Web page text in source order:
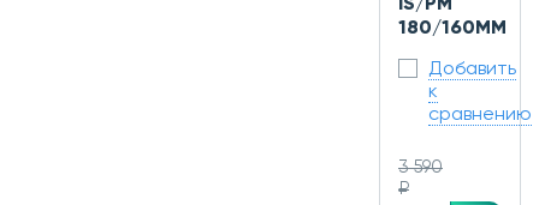
IS/PM
180/160ММ
Добавить
к
сравнению
3 590
₽